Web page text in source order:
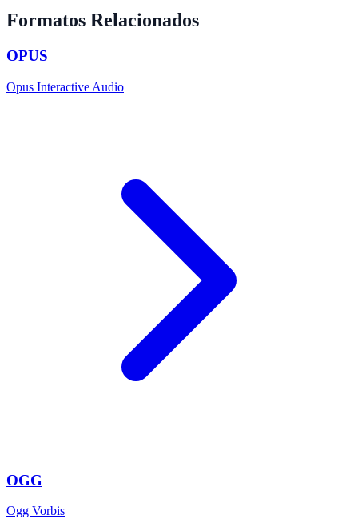
Formatos Relacionados
OPUS
Opus Interactive Audio
OGG
Ogg Vorbis